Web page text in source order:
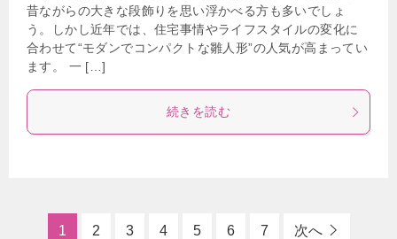
昔ながらの大きな段飾りを思い浮かべる方も多いでしょ
う。しかし近年では、住宅事情やライフスタイルの変化に
合わせて“モダンでコンパクトな雛人形”の人気が高まってい
ます。 一 […]
続きを読む
1 2 3 4 5 6 7 次へ